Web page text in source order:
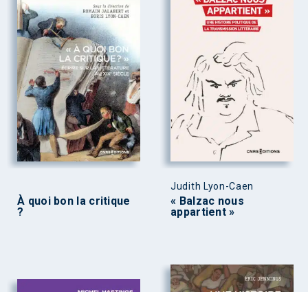
À quoi bon la critique
?
Judith Lyon-Caen
« Balzac nous
appartient »